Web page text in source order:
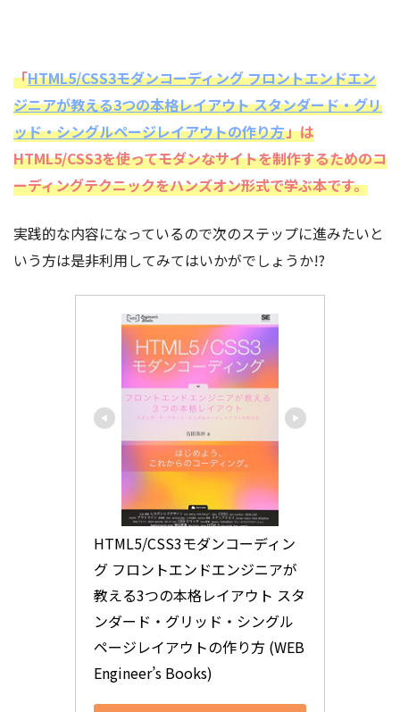
「HTML5/CSS3モダンコーディング フロントエンドエン
ジニアが教える3つの本格レイアウト スタンダード・グリ
ッド・シングルページレイアウトの作り方」は
HTML5/CSS3を使ってモダンなサイトを制作するためのコ
ーディングテクニックをハンズオン形式で学ぶ本です。
実践的な内容になっているので次のステップに進みたいと
いう方は是非利用してみてはいかがでしょうか!?
HTML5/CSS3モダンコーディン
グ フロントエンドエンジニアが
教える3つの本格レイアウト スタ
ンダード・グリッド・シングル
ページレイアウトの作り方 (WEB
Engineer’s Books)